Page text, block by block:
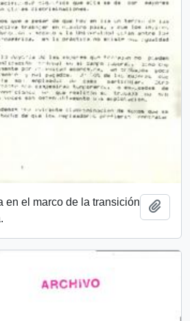
en el marco de la transición